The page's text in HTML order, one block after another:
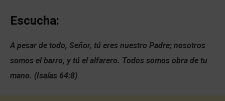
Escucha:
A pesar de todo, Señor, tú eres nuestro Padre; nosotros
somos el barro, y tú el alfarero. Todos somos obra de tu
mano. (Isaías 64:8)